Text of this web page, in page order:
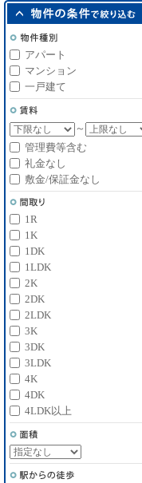
アパート
マンション
一戸建て
～
管理費等含む
礼金なし
敷金/保証金なし
1R
1K
1DK
1LDK
2K
2DK
2LDK
3K
3DK
3LDK
4K
4DK
4LDK以上